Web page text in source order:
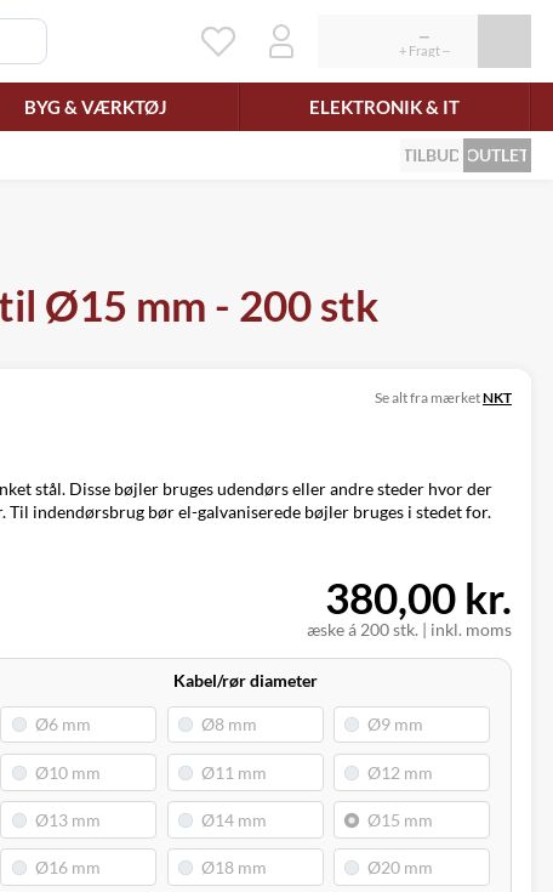
BYG & VÆRKTØJ ELEKTRONIK & IT
TILBUD OUTLET
Ø15 mm - 200 stk
Se alt fra mærketNKT
stål. Disse bøjler bruges udendørs eller andre steder hvor der
Til indendørsbrug børel-galvaniserede bøjler bruges i stedet for.
æske á 200 stk. | inkl. moms
380,00 kr.
Kabel/rør diameter